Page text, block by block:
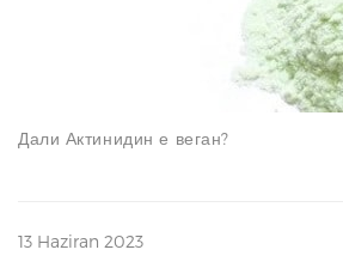
Дали Актинидин е веган?
13 Haziran 2023